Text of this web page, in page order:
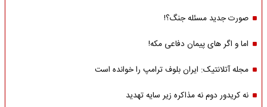
صورت جدید مسئله جنگ؟!
اما و اگر های پیمان دفاعی مکه!
مجله آتلانتیک: ایران بلوف ترامپ را خوانده است
نه کریدور دوم نه مذاکره زیر سایه تهدید